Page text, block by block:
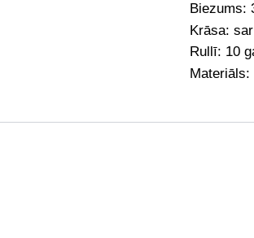
Biezums:
Krāsa:
Rullī: 10
Materiāls: